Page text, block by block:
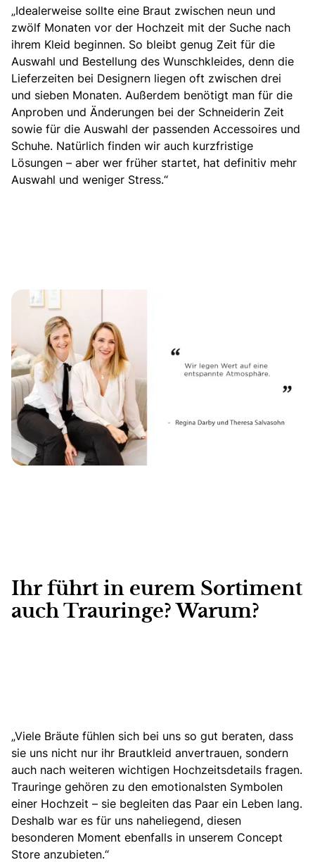
„Idealerweise sollte eine Braut zwischen neun und
zwölf Monaten vor der Hochzeit mit der Suche nach
ihrem Kleid beginnen. So bleibt genug Zeit für die
Auswahl und Bestellung des Wunschkleides, denn die
Lieferzeiten bei Designern liegen oft zwischen drei
und sieben Monaten. Außerdem benötigt man für die
Anproben und Änderungen bei der Schneiderin Zeit
sowie für die Auswahl der passenden Accessoires und
Schuhe. Natürlich finden wir auch kurzfristige
Lösungen – aber wer früher startet, hat definitiv mehr
Auswahl und weniger Stress.“
Ihr führt in eurem Sortiment
auch Trauringe? Warum?
„Viele Bräute fühlen sich bei uns so gut beraten, dass
sie uns nicht nur ihr Brautkleid anvertrauen, sondern
auch nach weiteren wichtigen Hochzeitsdetails fragen.
Trauringe gehören zu den emotionalsten Symbolen
einer Hochzeit – sie begleiten das Paar ein Leben lang.
Deshalb war es für uns naheliegend, diesen
besonderen Moment ebenfalls in unserem Concept
Store anzubieten.“